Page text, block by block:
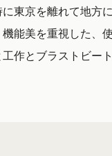
東京を離れて地方
能美を重視した、
作とブラストビート